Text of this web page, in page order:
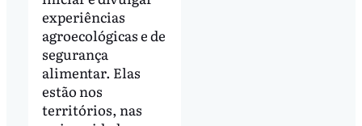
experiências
agroecológicas e de
segurança
alimentar. Elas
estão nos
territórios, nas